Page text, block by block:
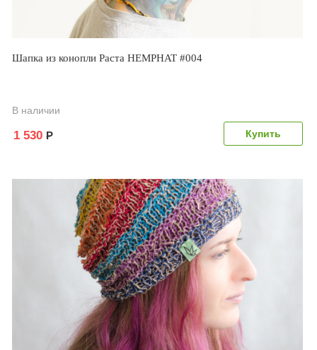
Шапка из конопли Раста HEMPHAT #004
В наличии
1 530 Р